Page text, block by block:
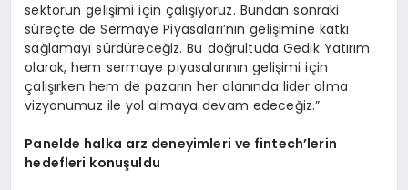
sektörün gelişimi için çalışıyoruz. Bundan sonraki
süreçte de Sermaye Piyasaları’nın gelişimine katkı
sağlamayı sürdüreceğiz. Bu doğrultuda Gedik Yatırım
olarak, hem sermaye piyasalarının gelişimi için
çalışırken hem de pazarın her alanında lider olma
vizyonumuz ile yol almaya devam edeceğiz.”
Panelde halka arz deneyimleri ve fintech’lerin
hedefleri konuşuldu